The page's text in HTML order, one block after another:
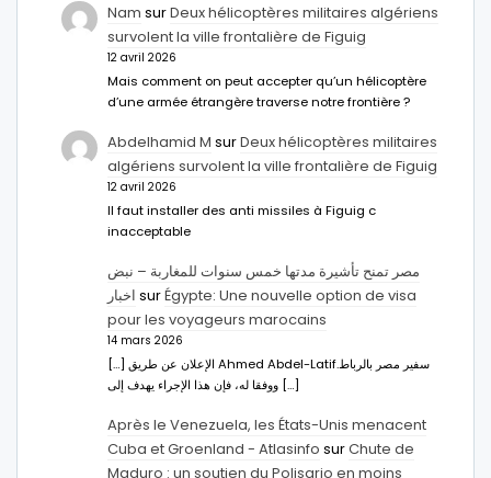
Nam surDeux hélicoptères militaires algériens
survolent la ville frontalière de Figuig
12 avril 2026
Mais comment on peut accepter qu’un hélicoptère
d’une armée étrangère traverse notre frontière ?
Abdelhamid M surDeux hélicoptères militaires
algériens survolent la ville frontalière de Figuig
12 avril 2026
Il faut installer des anti missiles à Figuig c
inacceptable
مصر تمنح تأشيرة مدتها خمس سنوات للمغاربة – نبض
اخبار surÉgypte: Une nouvelle option de visa
pour les voyageurs marocains
14 mars 2026
[…] الإعلان عن طريق Ahmed Abdel-Latifسفير مصر بالرباط.
ووفقا له، فإن هذا الإجراء يهدف إلى […]
Après le Venezuela, les États-Unis menacent
Cuba et Groenland - Atlasinfo surChute de
Maduro : un soutien du Polisario en moins